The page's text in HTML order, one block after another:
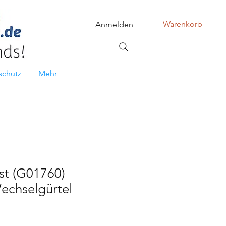
Warenkorb
Anmelden
Mehr
(G01760)